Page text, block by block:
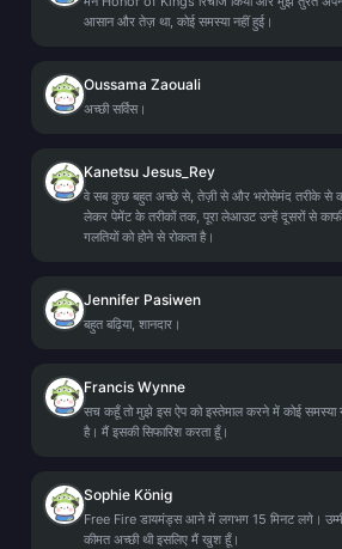
आसान और तेज़ था, कोई समस्या नहीं हुई।
Oussama Zaouali
अच्छी सर्विस।
Kanetsu Jesus_Rey
वे सब कुछ बहुत अच्छे से, तेज़ी से और भरोसेमंद तरीके से
लेकर पेमेंट के तरीकों तक, पूरा लेआउट उन्हें दूसरों से
गलतियों को होने से रोकता है।
Jennifer Pasiwen
बहुत बढ़िया, शानदार।
Francis Wynne
सच कहूँ तो मुझे इस ऐप को इस्तेमाल करने में कोई समस्या
है। मैं इसकी सिफारिश करता हूँ।
Sophie König
Free Fire डायमंड्स आने में लगभग 15 मिनट लगे।
कीमत अच्छी थी इसलिए मैं खुश हूँ।